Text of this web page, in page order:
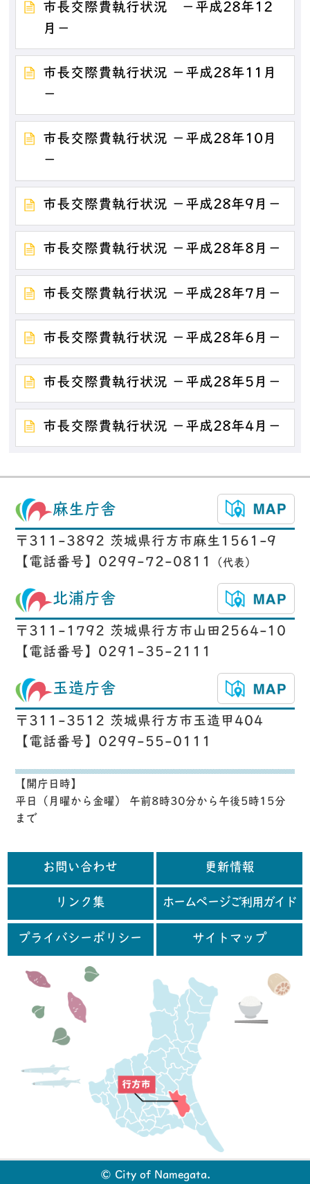
市長交際費執行状況 －平成28年12
月－
市長交際費執行状況 －平成28年11月
－
市長交際費執行状況 －平成28年10月
－
市長交際費執行状況 －平成28年9月－
市長交際費執行状況 －平成28年8月－
市長交際費執行状況 －平成28年7月－
市長交際費執行状況 －平成28年6月－
市長交際費執行状況 －平成28年5月－
市長交際費執行状況 －平成28年4月－
麻生庁舎
〒311-3892 茨城県行方市麻生1561-9
【電話番号】0299-72-0811
（代表）
北浦庁舎
〒311-1792 茨城県行方市山田2564-10
【電話番号】0291-35-2111
玉造庁舎
〒311-3512 茨城県行方市玉造甲404
【電話番号】0299-55-0111
【開庁日時】
平日（月曜から金曜） 午前8時30分から午後5時15分
まで
お問い合わせ 更新情報
リンク集 ホームページご利用ガイド
プライバシーポリシー サイトマップ
© City of Namegata.